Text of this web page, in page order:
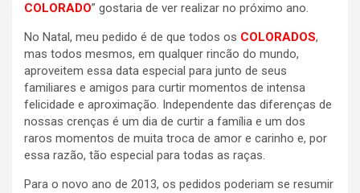
COLORADO” gostaria de ver realizar no próximo ano.
No Natal, meu pedido é de que todos os COLORADOS,
mas todos mesmos, em qualquer rincão do mundo,
aproveitem essa data especial para junto de seus
familiares e amigos para curtir momentos de intensa
felicidade e aproximação. Independente das diferenças de
nossas crenças é um dia de curtir a família e um dos
raros momentos de muita troca de amor e carinho e, por
essa razão, tão especial para todas as raças.
Para o novo ano de 2013, os pedidos poderiam se resumir